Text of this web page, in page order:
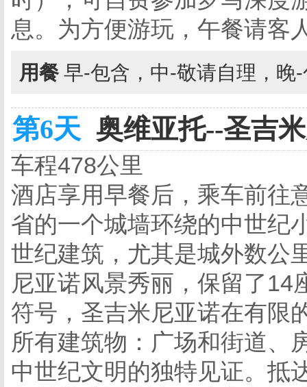
息。为方便游玩，午餐请客
用餐 早-包含，中-敬请自理，晚
第6天 奥维亚托--圣吉
车程478公里
酒店享用早餐后，乘车前往
省的一个城墙环绕的中世纪
世纪建筑，尤其是城外数公
尼亚诺风景秀丽，保留了14
符号，圣吉米尼亚诺在有限
所有建筑物：广场和街道、
中世纪文明的独特见证。抵